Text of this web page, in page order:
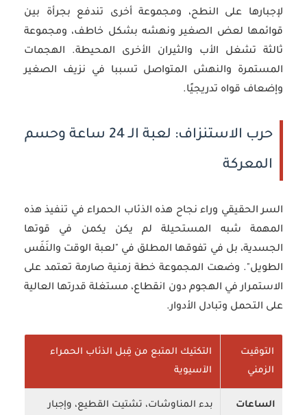
لإجبارها على النطح، ومجموعة أخرى تندفع بجرأة بين
قوائمها لعض الصغير ونهشه بشكل خاطف، ومجموعة
ثالثة تشغل الأب والثيران الأخرى المحيطة. الهجمات
المستمرة والنهش المتواصل تسببا في نزيف الصغير
وإضعاف قواه تدريجيًا.
حرب الاستنزاف: لعبة الـ 24 ساعة وحسم
المعركة
السر الحقيقي وراء نجاح هذه الذئاب الحمراء في تنفيذ هذه
المهمة شبه المستحيلة لم يكن يكمن في قوتها
الجسدية، بل في تفوقها المطلق في "لعبة الوقت والنَفَس
الطويل". وضعت المجموعة خطة زمنية صارمة تعتمد على
الاستمرار في الهجوم دون انقطاع، مستغلة قدرتها العالية
على التحمل وتبادل الأدوار.
التوقيت
الزمني
التكتيك المتبع من قِبل الذئاب الحمراء
الآسيوية
الساعات
بدء المناوشات، تشتيت القطيع، وإجبار